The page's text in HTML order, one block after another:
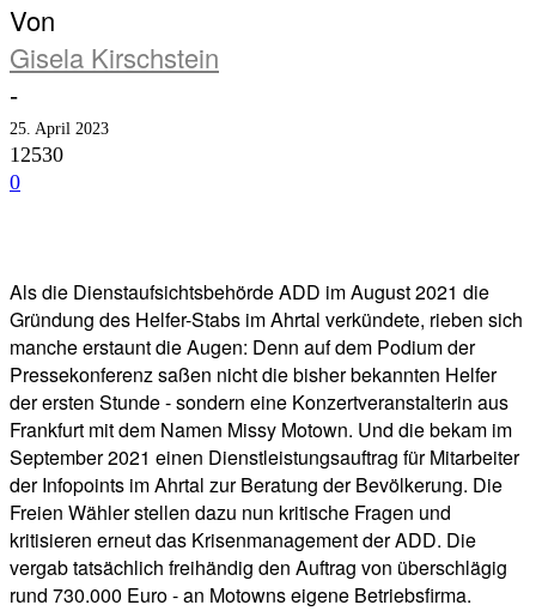
Von
Gisela Kirschstein
-
25. April 2023
12530
0
Als die Dienstaufsichtsbehörde ADD im August 2021 die
Gründung des Helfer-Stabs im Ahrtal verkündete, rieben sich
manche erstaunt die Augen: Denn auf dem Podium der
Pressekonferenz saßen nicht die bisher bekannten Helfer
der ersten Stunde - sondern eine Konzertveranstalterin aus
Frankfurt mit dem Namen Missy Motown. Und die bekam im
September 2021 einen Dienstleistungsauftrag für Mitarbeiter
der Infopoints im Ahrtal zur Beratung der Bevölkerung. Die
Freien Wähler stellen dazu nun kritische Fragen und
kritisieren erneut das Krisenmanagement der ADD. Die
vergab tatsächlich freihändig den Auftrag von überschlägig
rund 730.000 Euro - an Motowns eigene Betriebsfirma.